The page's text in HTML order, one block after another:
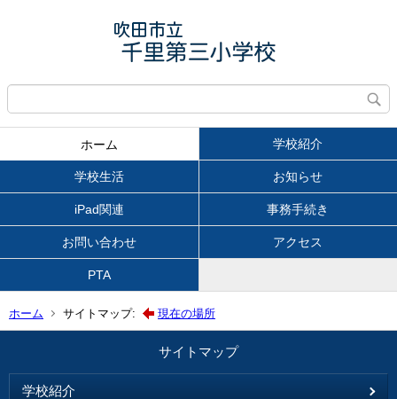
ホーム 学校紹介
学校生活 お知らせ
iPad関連 事務手続き
お問い合わせ アクセス
PTA
ホーム サイトマップ: 現在の場所
サイトマップ
学校紹介